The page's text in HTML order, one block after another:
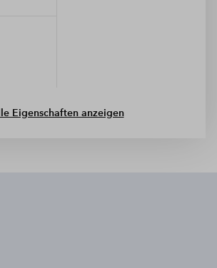
Eigenschaften anzeigen